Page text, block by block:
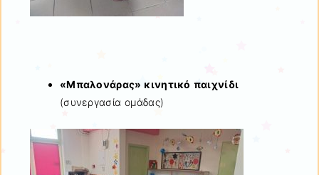
«Μπαλονάρας» κινητικό παιχνίδι
(συνεργασία ομάδας)